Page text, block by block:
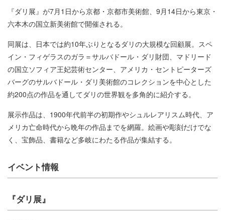
『ダリ展』が7月1日から京都・京都市美術館、9月14日から東京・
六本木の国立新美術館で開催される。
同展は、日本では約10年ぶりとなるダリの大規模な回顧展。スペ
イン・フィゲラスのガラ＝サルバドール・ダリ財団、マドリード
の国立ソフィア王妃芸術センター、アメリカ・セントピーターズ
バーグのサルバドール・ダリ美術館のコレクションを中心とした
約200点の作品を通してダリの世界観を多角的に紹介する。
展示作品は、1900年代前半の初期作やシュルレアリスム時代、ア
メリカ亡命時代から晩年の作品までを網羅。絵画や彫刻だけでな
く、宝飾品、書籍など多岐にわたる作品が集結する。
イベント情報
『ダリ展』